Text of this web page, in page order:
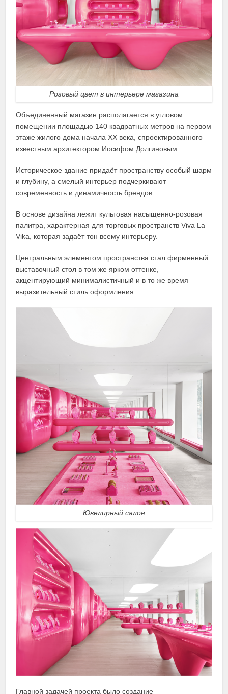
Розовый цвет в интерьере магазина
Объединенный магазин располагается в угловом
помещении площадью 140 квадратных метров на первом
этаже жилого дома начала XX века, спроектированного
известным архитектором Иосифом Долгиновым.
Историческое здание придаёт пространству особый шарм
и глубину, а смелый интерьер подчеркивают
современность и динамичность брендов.
В основе дизайна лежит культовая насыщенно-розовая
палитра, характерная для торговых пространств Viva La
Vika, которая задаёт тон всему интерьеру.
Центральным элементом пространства стал фирменный
выставочный стол в том же ярком оттенке,
акцентирующий минималистичный и в то же время
выразительный стиль оформления.
Ювелирный салон
Главной задачей проекта было создание